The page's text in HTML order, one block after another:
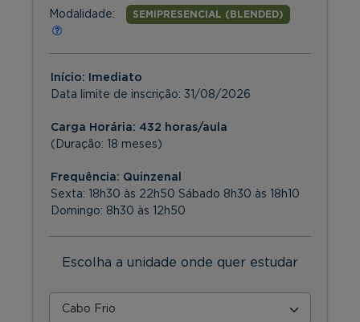
Modalidade: SEMIPRESENCIAL (BLENDED)
Início: Imediato
Data limite de inscrição: 31/08/2026
Carga Horária: 432 horas/aula
(Duração: 18 meses)
Frequência: Quinzenal
Sexta: 18h30 às 22h50 Sábado 8h30 às 18h10
Domingo: 8h30 às 12h50
Escolha a unidade onde quer estudar